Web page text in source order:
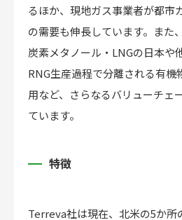
るほか、現地ガス事業者が都市
の需要も伸長しています。また
炭素メタノール・LNGの日本や
RNG生産過程で分離される有機
用など、さらなるバリューチェ
ています。
特徴
Terreva社は現在、北米の5か所